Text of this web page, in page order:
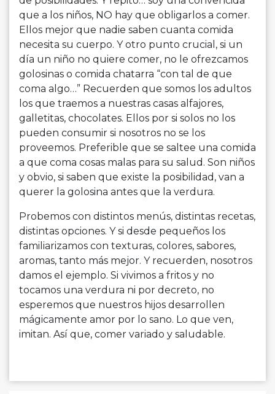
que a los niños, NO hay que obligarlos a comer.
Ellos mejor que nadie saben cuanta comida
necesita su cuerpo. Y otro punto crucial, si un
día un niño no quiere comer, no le ofrezcamos
golosinas o comida chatarra “con tal de que
coma algo…” Recuerden que somos los adultos
los que traemos a nuestras casas alfajores,
galletitas, chocolates. Ellos por si solos no los
pueden consumir si nosotros no se los
proveemos. Preferible que se saltee una comida
a que coma cosas malas para su salud. Son niños
y obvio, si saben que existe la posibilidad, van a
querer la golosina antes que la verdura.
Probemos con distintos menús, distintas recetas,
distintas opciones. Y si desde pequeños los
familiarizamos con texturas, colores, sabores,
aromas, tanto más mejor. Y recuerden, nosotros
damos el ejemplo. Si vivimos a fritos y no
tocamos una verdura ni por decreto, no
esperemos que nuestros hijos desarrollen
mágicamente amor por lo sano. Lo que ven,
imitan. Así que, comer variado y saludable.